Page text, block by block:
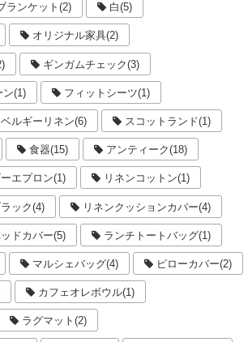
ランケット(2) 白(5)
オリジナル家具(2)
ギンガムチェック(3)
ン(1) フィットシーツ(1)
ベルギーリネン(6) スコットランド(1)
食器(15) アンティーク(18)
エプロン(1) リネンコットン(1)
ック(4) リネンクッションカバー(4)
ドカバー(5) ランチトートバッグ(1)
マルシェバッグ(4) ピローカバー(2)
カフェオレボウル(1)
ラグマット(2)